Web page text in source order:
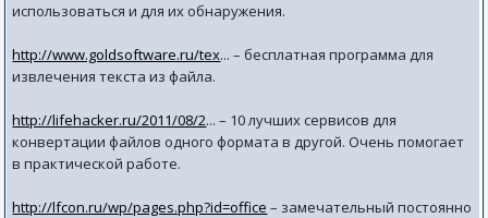
использоваться и для их обнаружения.
http://www.goldsoftware.ru/tex... – бесплатная программа для
извлечения текста из файла.
http://lifehacker.ru/2011/08/2... – 10 лучших сервисов для
конвертации файлов одного формата в другой. Очень помогает
в практической работе.
http://lfcon.ru/wp/pages.php?id=office – замечательный постоянно